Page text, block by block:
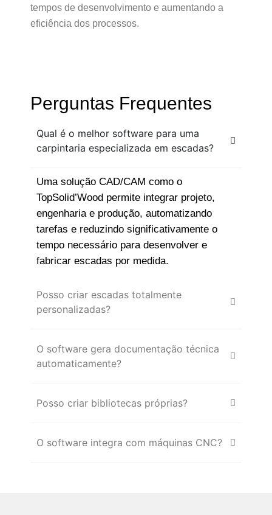
tempos de desenvolvimento e aumentando a
eficiência dos processos.
Perguntas Frequentes
Qual é o melhor software para uma
carpintaria especializada em escadas?
Uma solução CAD/CAM como o
TopSolid’Wood permite integrar projeto,
engenharia e produção, automatizando
tarefas e reduzindo significativamente o
tempo necessário para desenvolver e
fabricar escadas por medida.
Posso criar escadas totalmente
personalizadas?
O software gera documentação técnica
automaticamente?
Posso criar bibliotecas próprias?
O software integra com máquinas CNC?